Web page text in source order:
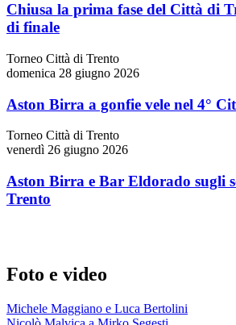
Chiusa la prima fase del Città di
di finale
Torneo Città di Trento
domenica 28 giugno 2026
Aston Birra a gonfie vele nel 4°
Torneo Città di Trento
venerdì 26 giugno 2026
Aston Birra e Bar Eldorado sugli
Trento
Foto e video
Michele Maggiano e Luca Bertolini